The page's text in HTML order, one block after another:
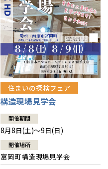
住まいの探検フェア
構造現場見学会
開催期間
8月8日(土)～9日(日)
開催場所
富岡町構造現場見学会